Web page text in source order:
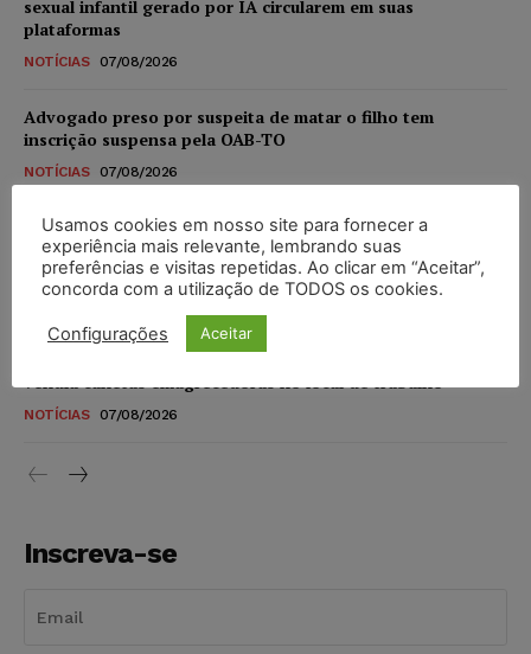
sexual infantil gerado por IA circularem em suas
plataformas
NOTÍCIAS 07/08/2026
Advogado preso por suspeita de matar o filho tem
inscrição suspensa pela OAB-TO
NOTÍCIAS 07/08/2026
STF amplia isenção de IBS e CBS na compra de veículos
novos para pessoas com deficiência e autistas de todos os
níveis
vendia canetas emagrecedoras no local de trabalho
NOTÍCIAS 07/08/2026
Inscreva-se
Usamos cookies em nosso site para fornecer a
experiência mais relevante, lembrando suas
preferências e visitas repetidas. Ao clicar em “Aceitar”,
concorda com a utilização de TODOS os cookies.
Configurações Aceitar